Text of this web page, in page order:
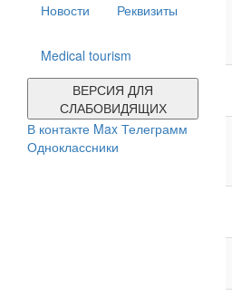
Новости Реквизиты
Medical tourism
ВЕРСИЯ ДЛЯ
СЛАБОВИДЯЩИХ
В контакте Max Телеграмм
Одноклассники